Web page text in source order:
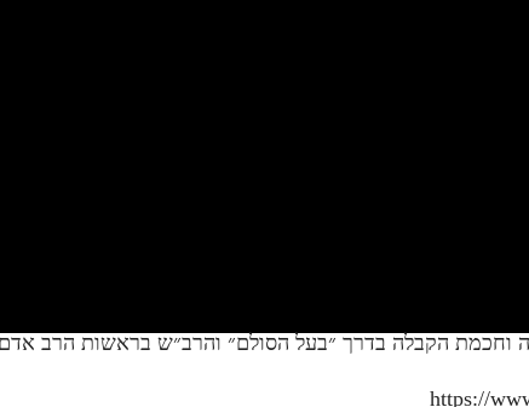
וחכמת הקבלה בדרך ״בעל הסולם״ והרב״ש בראשות הרב אדם
https://